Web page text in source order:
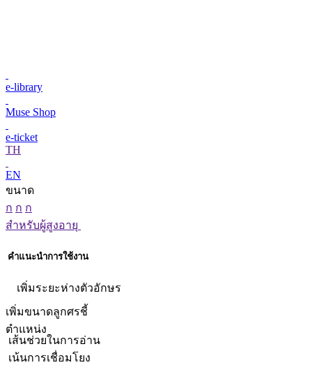
e-library
Muse Shop
e-ticket
TH
EN
ขนาด
ก ก ก
สำหรับผู้สูงอายุ
คำแนะนำการใช้งาน
เพิ่มระยะห่างตัวอักษร
เพิ่มขนาดลูกศรชี้
ตำแหน่ง
เส้นช่วยในการอ่าน
เน้นการเชื่อมโยง